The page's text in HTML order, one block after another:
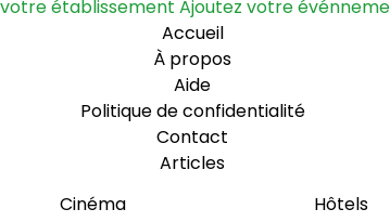
établissement Ajoutez votre
Accueil
À propos
Aide
Politique de confidentialité
Contact
Articles
Cinéma
Hôtels